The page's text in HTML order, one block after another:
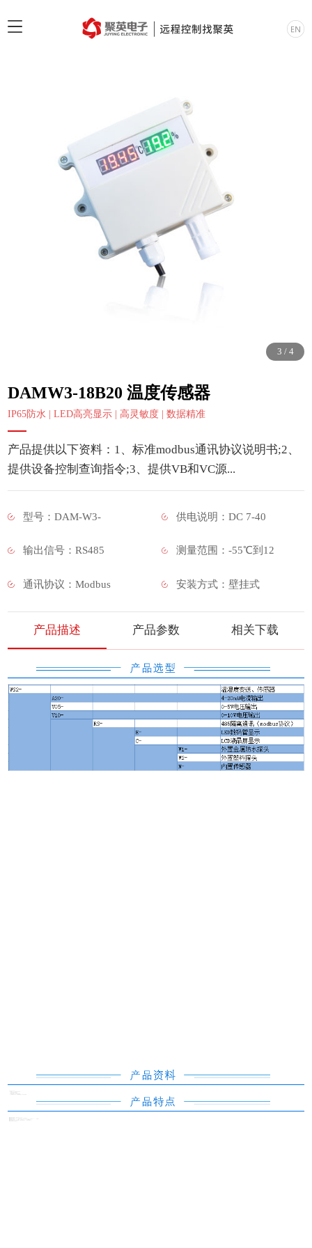
3 / 4
DAMW3-18B20 温度传感器
IP65防水 | LED高亮显示 | 高灵敏度 | 数据精准
产品提供以下资料：1、标准modbus通讯协议说明书;2、
提供设备控制查询指令;3、提供VB和VC源...
型号：DAM-W3- 供电说明：DC 7-40
输出信号：RS485 测量范围：-55℃到12
通讯协议：Modbus 安装方式：壁挂式
产品描述 产品参数 相关下载